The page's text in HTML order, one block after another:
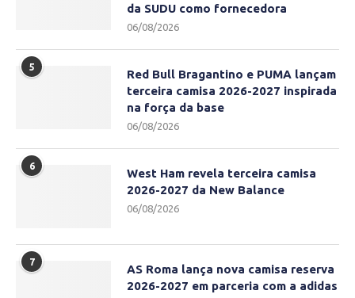
da SUDU como fornecedora
06/08/2026
5
Red Bull Bragantino e PUMA lançam
terceira camisa 2026-2027 inspirada
na força da base
06/08/2026
6
West Ham revela terceira camisa
2026-2027 da New Balance
06/08/2026
7
AS Roma lança nova camisa reserva
2026-2027 em parceria com a adidas